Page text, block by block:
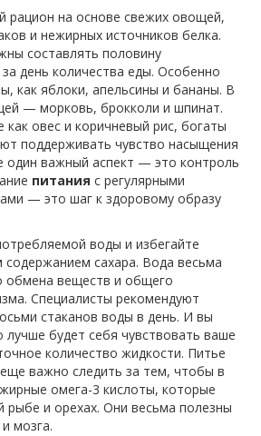
рацион на основе свежих овощей,
и нежирных источников белка.
составлять половину
день количества еды. Особенно
как яблоки, апельсины и бананы. В
— морковь, брокколи и шпинат.
как овес и коричневый рис, богаты
поддерживать чувство насыщения
один важный аспект — это контроль
питания с регулярными
— это шаг к здоровому образу
воды и избегайте
сахара. Вода весьма
обмена веществ и общего
Специалисты рекомендуют
стаканов воды в день. И вы
лучше будет себя чувствовать ваше
количество жидкости. Питье
важно следить за тем, чтобы в
омега-3 кислоты, которые
рыбе и орехах. Они весьма полезны
мозга.